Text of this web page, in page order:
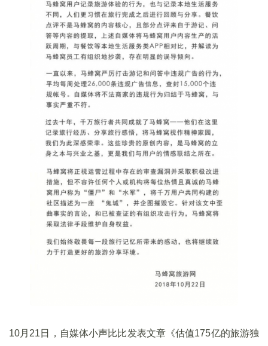
10月21日，自媒体小声比比发表文章《估值175亿的旅游独